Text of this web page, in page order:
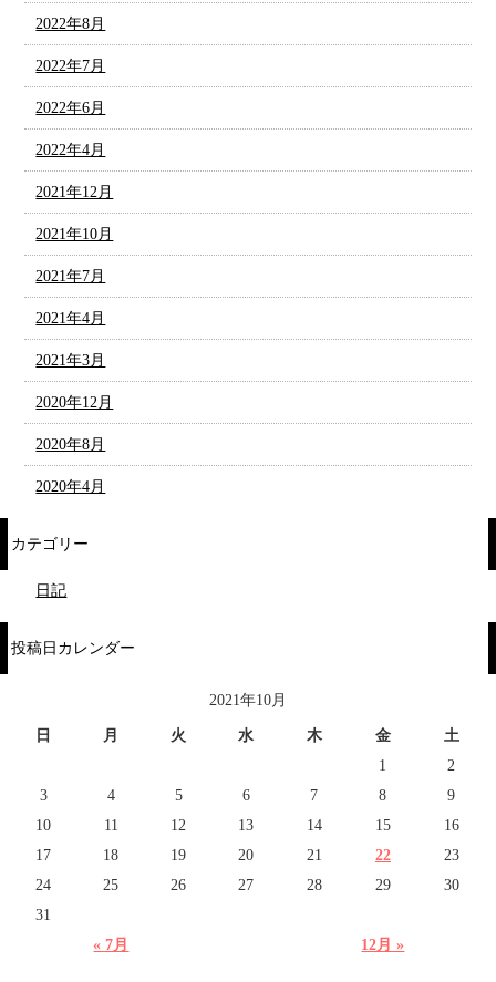
2022年8月
2022年7月
2022年6月
2022年4月
2021年12月
2021年10月
2021年7月
2021年4月
2021年3月
2020年12月
2020年8月
2020年4月
カテゴリー
日記
投稿日カレンダー
2021年10月
日 月 火 水 木 金 土
« 7月 12月 »
1
2
3
4 5 6 7 8
9
10
11 12 13 14 15
16
17
18 19 20 21 22
23
24
25 26 27 28 29
30
31